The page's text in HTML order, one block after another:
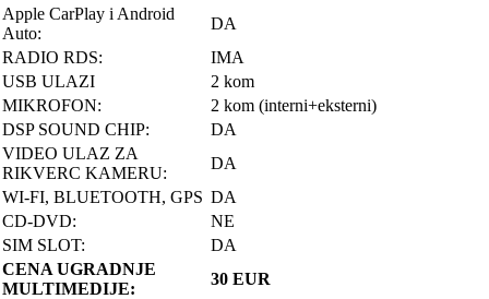
Apple CarPlay i Android
Auto:
DA
RADIO RDS:
IMA
USB ULAZI
2 kom
MIKROFON:
2 kom (interni+eksterni)
DSP SOUND CHIP:
DA
VIDEO ULAZ ZA
RIKVERC KAMERU:
DA
WI-FI, BLUETOOTH, GPS DA
CD-DVD:
NE
SIM SLOT:
DA
CENA UGRADNJE
MULTIMEDIJE:
30 EUR